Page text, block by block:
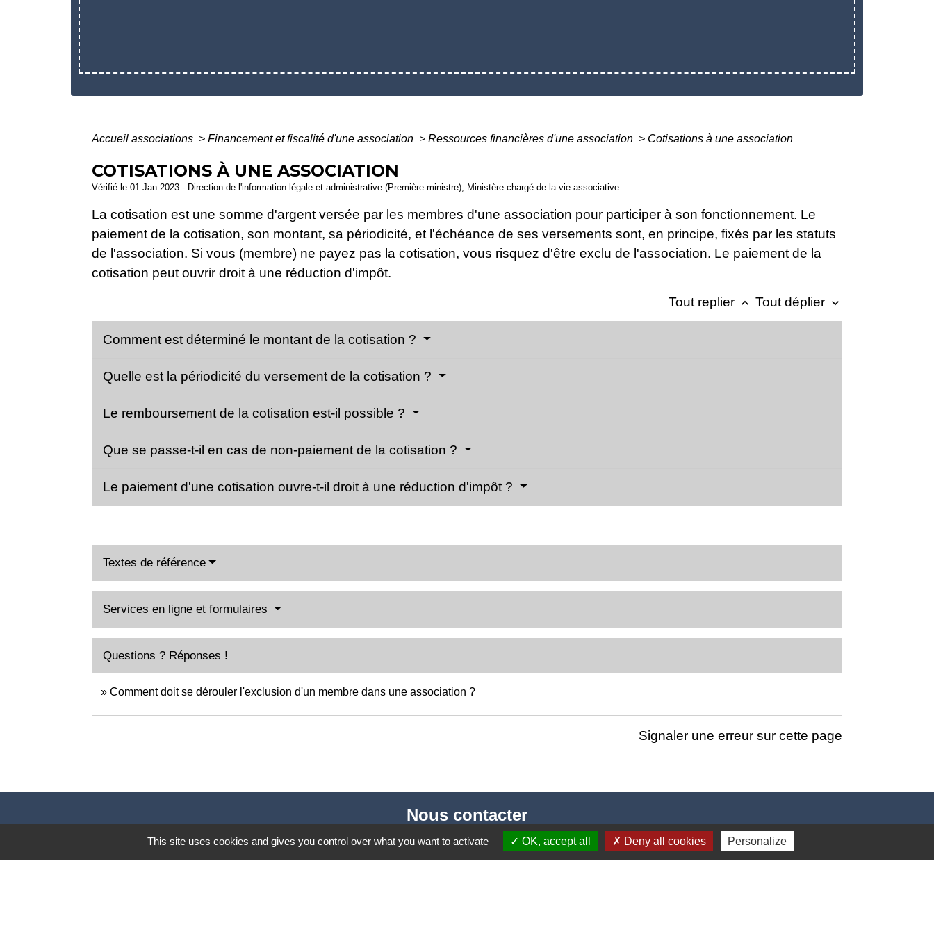
Accueil associations > Financement et fiscalité d'une association > Ressources financières d'une association > Cotisations à une association
COTISATIONS À UNE ASSOCIATION
Vérifié le 01 Jan 2023 - Direction de l'information légale et administrative (Première ministre), Ministère chargé de la vie associative
La cotisation est une somme d'argent versée par les membres d'une association pour participer à son fonctionnement. Le
paiement de la cotisation, son montant, sa périodicité, et l'échéance de ses versements sont, en principe, fixés par les statuts
de l'association. Si vous (membre) ne payez pas la cotisation, vous risquez d'être exclu de l'association. Le paiement de la
cotisation peut ouvrir droit à une réduction d'impôt.
Tout replier keyboard_arrow_up Tout déplier keyboard_arrow_down
Comment est déterminé le montant de la cotisation ?
Quelle est la périodicité du versement de la cotisation ?
Le remboursement de la cotisation est-il possible ?
Que se passe-t-il en cas de non-paiement de la cotisation ?
Le paiement d'une cotisation ouvre-t-il droit à une réduction d'impôt ?
Textes de référence
Services en ligne et formulaires
Questions ? Réponses !
Comment doit se dérouler l'exclusion d'un membre dans une association ?
Signaler une erreur sur cette page
Nous contacter
Commune de Puylaurens
1 rue de la Mairie
This site uses cookies and gives you control over what you want to activate OK, accept all Deny all cookies Personalize